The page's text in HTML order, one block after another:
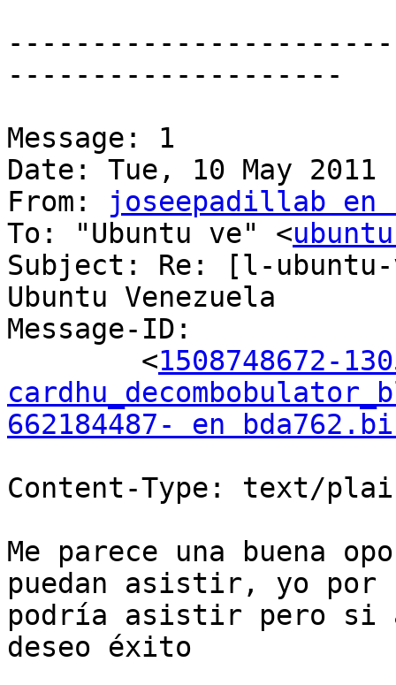
--------------------
Message: 1
Date: Tue, 10 May 2011
From:
joseepadillab en
To: "Ubuntu ve" <
Subject: Re: [l-
Ubuntu Venezuela
Message-ID:
	<
1508748672-
662184487- en
Content-Type: text/
Me parece una buena
puedan asistir, yo por
podría asistir pero
deseo éxito